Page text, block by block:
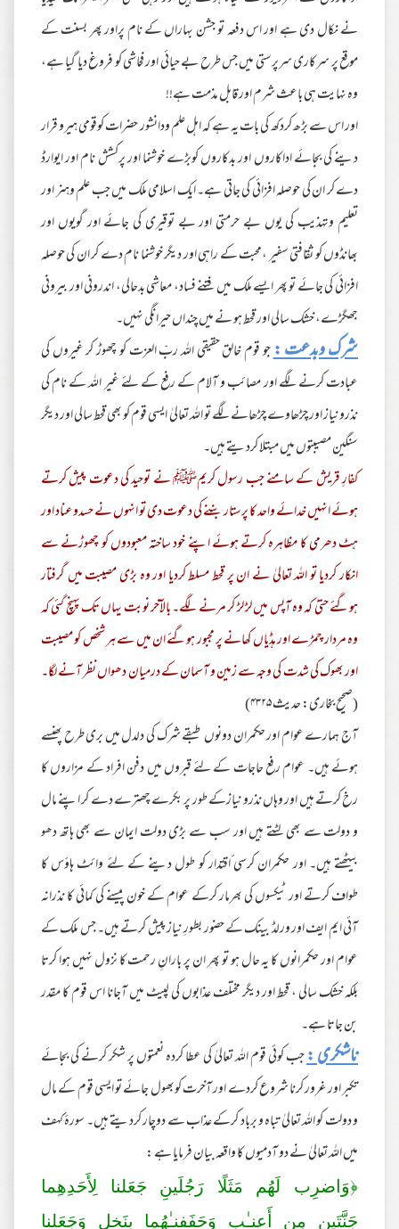
نے نکال دی ہے اور اس دفعہ تو جشن بہاراں کے نام پراور پھر بسنت کے
موقع پر سرکاری سرپرستی میں جس طرح بے حیائی اور فحاشی کو فروغ دیا گیا ہے،
وہ نہایت ہی باعث شرم اور قابل مذمت ہے!!
اور اس سے بڑھ کردکھ کی بات یہ ہے کہ اہل علم ودانشور حضرات کوقومی ہیرو قرار
دینے کی بجائے اداکاروں اور بدکاروں کوبڑے خوشنما اور پرکشش نام اور ایوارڈ
دے کر ان کی حوصلہ افزائی کی جاتی ہے۔ ایک اسلامی ملک میں جب علم وہنر اور
تعلیم وتہذیب کی یوں بے حرمتی اور بے توقیری کی جائے اور گویوں اور
بھانڈوں کو ثقافتی سفیر ،محبت کے راہی اور دیگر خوشنما نام دے کر ان کی حوصلہ
افزائی کی جائے تو پھر ایسے ملک میں فتنے فساد، معاشی بدحالی، اندرونی اور بیرونی
جھگڑے، خشک سالی اور قحط ہو نے میں چنداں حیرانگی نہیں۔
شرک وبدعت :جو قوم خالق حقیقی اللہ ربّ العزت کو چھوڑ کر غیروں کی
عبادت کرنے لگے اور مصائب و آلام کے رفع کے لئے غیر اللہ کے نام کی
نذرونیاز اور چڑھاوے چڑھانے لگے تو اللہ تعالیٰ ایسی قوم کو بھی قحط سالی اور دیگر
سنگین مصیبتوں میں مبتلا کردیتے ہیں۔
کفارِ قریش کے سامنے جب رسول کریمﷺ نے توحید کی دعوت پیش کرتے
ہوئے انہیں خدائے واحد کا پرستار بننے کی دعوت دی تو انہوں نے حسدوعناد اور
ہٹ دھرمی کا مظاہرہ کرتے ہوئے اپنے خود ساختہ معبودوں کو چھوڑنے سے
انکار کردیا تو اللہ تعالیٰ نے ان پر قحط مسلط کردیا اور وہ بڑی مصیبت میں گرفتار
ہوگئے حتیٰ کہ وہ آپس میں لڑ لڑ کر مرنے لگے۔ بالآخر نوبت یہاں تک پہنچ گئی کہ
وہ مردار چمڑے اور ہڈیاں کھانے پر مجبور ہوگئے ان میں سے ہر شخص کو مصیبت
اور بھوک کی شدت کی وجہ سے زمین و آسمان کے درمیان دھواں نظر آنے لگا۔
(صحیح بخاری: حدیث ۴۳۲۵)
آج ہمارے عوام اور حکمران دونوں طبقے شرک کی دلدل میں بری طرح پھنسے
ہوئے ہیں۔ عوام رفع حاجات کے لئے قبروں میں دفن افراد کے مزاروں کا
رخ کرتے ہیں اور وہاں نذرو نیازکے طور پر بکرے چھترے دے کر اپنے مال
و دولت سے بھی لٹتے ہیں اور سب سے بڑی دولت ایمان سے بھی ہاتھ دھو
بیٹھتے ہیں۔ اور حکمران کرسی ٴاقتدار کو طول دینے کے لئے وائٹ ہاؤس کا
طواف کرتے اور ٹیکسوں کی بھرمار کرکے عوام کے خون پیسنے کی کمائی کا نذرانہ
آئی ایم ایف اور ورلڈ بینک کے حضور بطورِ نیاز پیش کرتے ہیں۔ جس ملک کے
عوام اور حکمرانوں کا یہ حال ہو تو پھر ان پر بارانِ رحمت کا نزول نہیں ہوا کرتا
بلکہ خشک سالی ، قحط اور دیگر مختلف عذابوں کی لپیٹ میں آجانا اس قوم کا مقدر
بن جاتا ہے۔
ناشکری :جب کوئی قوم اللہ تعالیٰ کی عطا کردہ نعمتوں پر شکر کرنے کی بجائے
تکبر اور غرور کرنا شروع کردے اور آخرت کوبھول جائے تو ایسی قوم کے مال
و دولت کو اللہ تعالیٰ تباہ و برباد کرکے عذاب سے دوچار کردیتے ہیں۔ سورہٴ کہف
میں اللہ تعالیٰ نے دو آدمیوں کا واقعہ بیان فرمایا ہے :
﴿وَاضرِ‌ب لَهُم مَثَلًا رَ‌جُلَينِ جَعَلنا لِأَحَدِهِما
جَنَّتَينِ مِن أَعنـٰبٍ وَحَفَفنـٰهُما بِنَخلٍ وَجَعَلنا